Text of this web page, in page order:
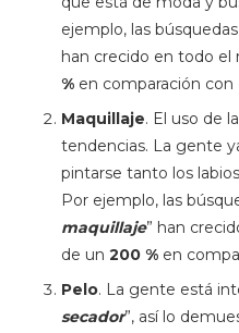
ejemplo, las búsquedas
han crecido en todo
% en comparación con
Maquillaje. El uso de
tendencias. La gente
pintarse tanto los
Por ejemplo, las
maquillaje” han
de un 200 % en
Pelo. La gente está
secador”, así lo